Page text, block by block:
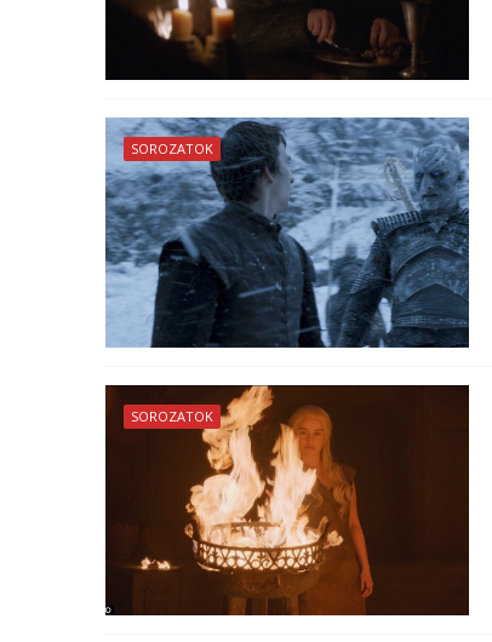
SOROZATOK
SOROZATOK